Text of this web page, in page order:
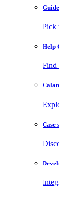
Pick
Help
Find
Case